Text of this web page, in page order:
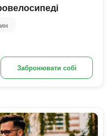
Забронювати собі